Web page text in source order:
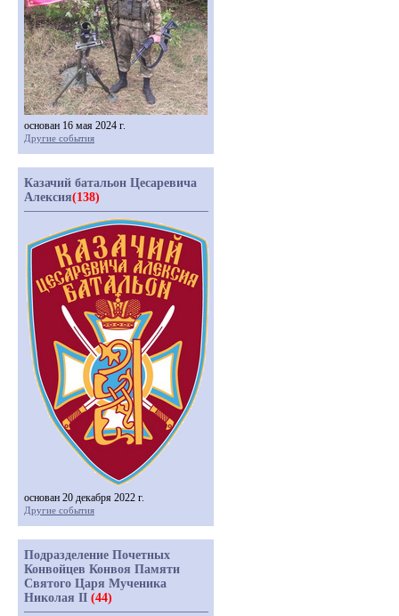
основан 16 мая 2024 г.
Другие события
Казачий батальон Цесаревича
Алексия(138)
основан 20 декабря 2022 г.
Другие события
Подразделение Почетных
Конвойцев Конвоя Памяти
Святого Царя Мученика
Николая II (44)